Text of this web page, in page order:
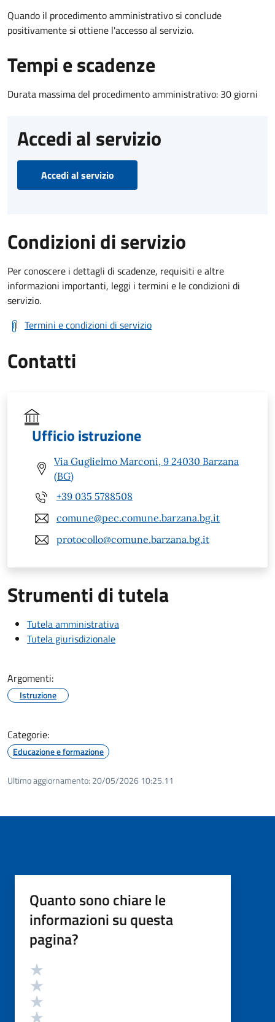
Quando il procedimento amministrativo si conclude
positivamente si ottiene l'accesso al servizio.
Tempi e scadenze
Durata massima del procedimento amministrativo: 30 giorni
Accedi al servizio
Accedi al servizio
Condizioni di servizio
Per conoscere i dettagli di scadenze, requisiti e altre
informazioni importanti, leggi i termini e le condizioni di
servizio.
Termini e condizioni di servizio
Contatti
Ufficio istruzione
Via Guglielmo Marconi, 9 24030 Barzana
(BG)
+39 035 5788508
comune@pec.comune.barzana.bg.it
protocollo@comune.barzana.bg.it
Strumenti di tutela
Tutela amministrativa
Tutela giurisdizionale
Argomenti:
Istruzione
Categorie:
Educazione e formazione
Ultimo aggiornamento: 20/05/2026 10:25.11
Quanto sono chiare le
informazioni su questa
pagina?
Valutazione